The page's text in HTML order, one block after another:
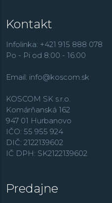
klasická rada obsahujúca aj
Edifice, outdoorovéPro
retro radVintage,alebo
Kontakt
Infolinka: +421 915 888 078
Po - Pi od 8:00 - 16:00
Email: info@koscom.sk
KOSCOM SK s.r.o.
Komárňanská 162
947 01 Hurbanovo
IČO: 55 955 924
DIČ: 2122139602
IČ DPH: SK2122139602
Predajne